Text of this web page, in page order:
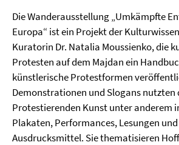
Die Wanderausstellung „Umkämpfte
Europa“ ist ein Projekt der
Kuratorin Dr. Natalia Moussienko, die
Protesten auf dem Majdan ein
künstlerische Protestformen
Demonstrationen und Slogans nutzten
Protestierenden Kunst unter anderem
Plakaten, Performances, Lesungen
Ausdrucksmittel. Sie thematisieren